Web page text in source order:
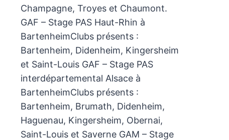
Champagne, Troyes et Chaumont.
GAF – Stage PAS Haut-Rhin à
BartenheimClubs présents :
⁠Bartenheim, Didenheim, Kingersheim
et Saint-Louis GAF – Stage PAS
interdépartemental Alsace à
BartenheimClubs présents :
Bartenheim, Brumath, ⁠Didenheim,
Haguenau, Kingersheim, Obernai,
Saint-Louis et Saverne GAM – Stage